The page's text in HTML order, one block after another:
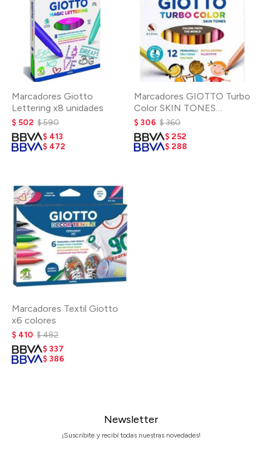
Marcadores Giotto
Lettering x8 unidades
$ 502 $590
$ 413
$ 472
Marcadores GIOTTO Turbo
Color SKIN TONES
estuche *12 col.
$ 306 $360
$ 252
$ 288
Marcadores Textil Giotto
x6 colores
$ 410 $482
$ 337
$ 386
Newsletter
¡Suscribite y recibí todas nuestras novedades!